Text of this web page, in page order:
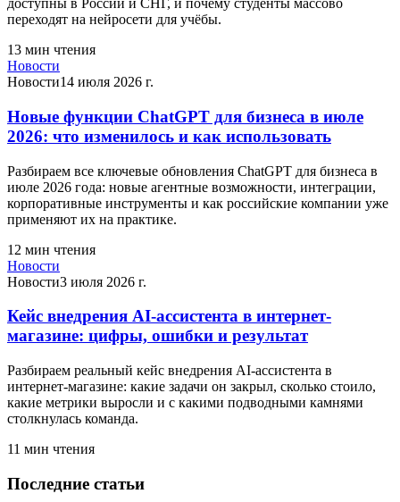
доступны в России и СНГ, и почему студенты массово
переходят на нейросети для учёбы.
13 мин чтения
Новости
Новости14 июля 2026 г.
Новые функции ChatGPT для бизнеса в июле
2026: что изменилось и как использовать
Разбираем все ключевые обновления ChatGPT для бизнеса в
июле 2026 года: новые агентные возможности, интеграции,
корпоративные инструменты и как российские компании уже
применяют их на практике.
12 мин чтения
Новости
Новости3 июля 2026 г.
Кейс внедрения AI-ассистента в интернет-
магазине: цифры, ошибки и результат
Разбираем реальный кейс внедрения AI-ассистента в
интернет-магазине: какие задачи он закрыл, сколько стоило,
какие метрики выросли и с какими подводными камнями
столкнулась команда.
11 мин чтения
Последние статьи